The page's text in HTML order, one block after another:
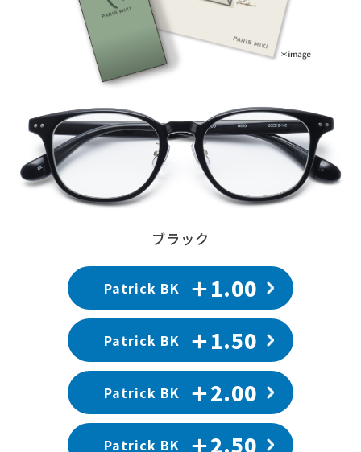
ブラック
Patrick BK ＋1.00
Patrick BK ＋1.50
Patrick BK ＋2.00
Patrick BK ＋2.50